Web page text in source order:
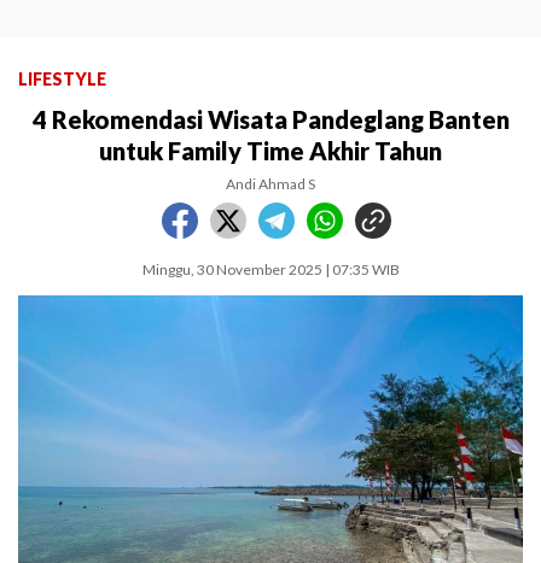
LIFESTYLE
4 Rekomendasi Wisata Pandeglang Banten
untuk Family Time Akhir Tahun
Andi Ahmad S
Minggu, 30 November 2025 | 07:35 WIB